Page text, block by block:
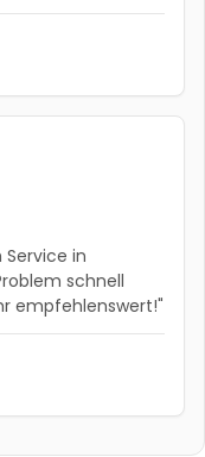
in
schnell
empfehlenswert!"